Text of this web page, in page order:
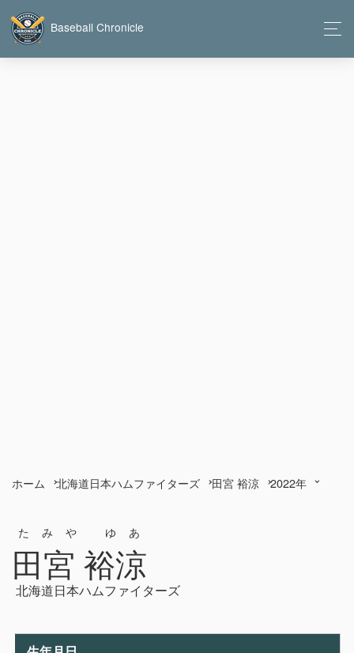
Baseball Chronicle
ホーム 北海道日本ハムファイターズ 田宮 裕涼 2022年
田宮 裕涼
たみや ゆあ
北海道日本ハムファイターズ